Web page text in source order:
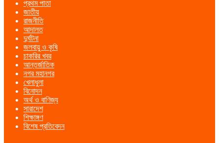
Menu
প্রথম পাতা
জাতীয়
রাজনীতি
আদালত
দুর্ঘটনা
জলবায়ু ও কৃষি
চাকরির খবর
আন্তর্জাতিক
নগর মহানগর
খেলাধুলা
বিনোদন
অর্থ ও বাণিজ্য
সারাদেশ
শিক্ষাঙ্গণ
বিশেষ প্রতিবেদন